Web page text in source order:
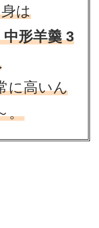
は
形羊羹 3
に高いん
。